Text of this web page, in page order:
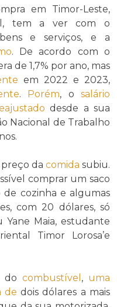
em Timor-Leste,
tem a ver com o
e serviços, e a
. De acordo com o
de 1,7% por ano, mas
em 2022 e 2023,
. Porém, osalário
desde a sua
Nacional de Trabalho
preço da comida subiu.
comprar um saco
cozinha e algumas
com 20 dólares, só
Maia, estudante
Timor Lorosa’e
do combustível , uma
de dois dólares a mais